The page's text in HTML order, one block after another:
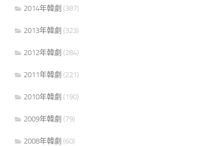
2014年韓劇 (387)
2013年韓劇 (323)
2012年韓劇 (284)
2011年韓劇 (221)
2010年韓劇 (190)
2009年韓劇 (79)
2008年韓劇 (60)